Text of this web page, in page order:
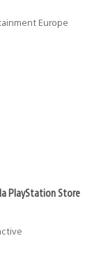
Europe
PlayStation Store